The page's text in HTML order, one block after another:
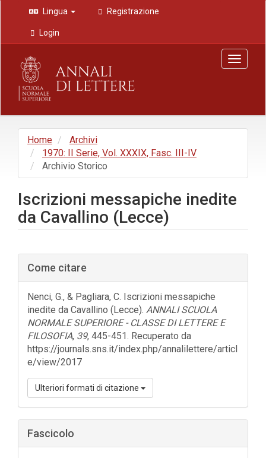
Navigazione
principale
Contenuto
principale
Barra
laterale
Lingua Registrazione
Login
Toggle
Home
Archivi
1970: II Serie, Vol. XXXIX, Fasc. III-IV
Archivio Storico
Iscrizioni messapiche inedite
da Cavallino (Lecce)
Barra
laterale
dell'articolo
Come citare
Nenci, G., & Pagliara, C. Iscrizioni messapiche
inedite da Cavallino (Lecce). ANNALI SCUOLA
NORMALE SUPERIORE - CLASSE DI LETTERE E
FILOSOFIA, 39, 445-451. Recuperato da
https://journals.sns.it/index.php/annalilettere/articl
e/view/2017
Ulteriori formati di citazione
Fascicolo